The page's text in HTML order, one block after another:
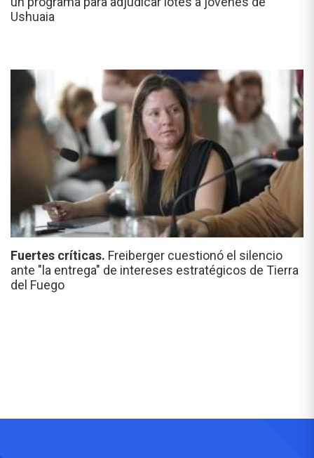
Ushuaia
Fuertes críticas. Freiberger cuestionó el silencio
ante "la entrega" de intereses estratégicos de Tierra
del Fuego